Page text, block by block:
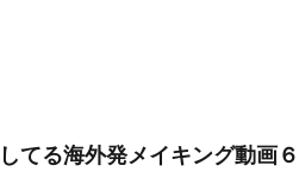
てる海外発メイキング動画